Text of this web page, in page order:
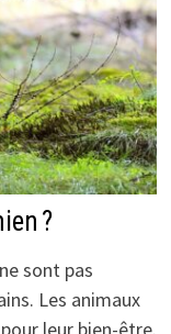
?
sont pas
Les animaux